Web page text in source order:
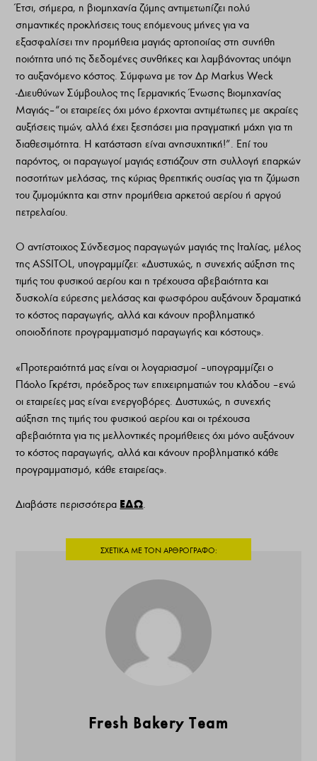
Έτσι, σήμερα, η βιομηχανία ζύμης αντιμετωπίζει πολύ
σημαντικές προκλήσεις τους επόμενους μήνες για να
εξασφαλίσει την προμήθεια μαγιάς αρτοποιίας στη συνήθη
ποιότητα υπό τις δεδομένες συνθήκες και λαμβάνοντας υπόψη
το αυξανόμενο κόστος. Σύμφωνα με τον Δρ Markus Weck
-Διευθύνων Σύμβουλος της Γερμανικής Ένωσης Βιομηχανίας
Μαγιάς– “οι εταιρείες όχι μόνο έρχονται αντιμέτωπες με ακραίες
αυξήσεις τιμών, αλλά έχει ξεσπάσει μια πραγματική μάχη για τη
διαθεσιμότητα. Η κατάσταση είναι ανησυχητική!”. Επί του
παρόντος, οι παραγωγοί μαγιάς εστιάζουν στη συλλογή επαρκών
ποσοτήτων μελάσας, της κύριας θρεπτικής ουσίας για τη ζύμωση
του ζυμομύκητα και στην προμήθεια αρκετού αερίου ή αργού
πετρελαίου.
Ο αντίστοιχος Σύνδεσμος παραγωγών μαγιάς της Ιταλίας, μέλος
της ASSITOL, υπογραμμίζει: «Δυστυχώς, η συνεχής αύξηση της
τιμής του φυσικού αερίου και η τρέχουσα αβεβαιότητα και
δυσκολία εύρεσης μελάσας και φωσφόρου αυξάνουν δραματικά
το κόστος παραγωγής, αλλά και κάνουν προβληματικό
οποιοδήποτε προγραμματισμό παραγωγής και κόστους».
«Προτεραιότητά μας είναι οι λογαριασμοί – υπογραμμίζει ο
Πάολο Γκρέτσι, πρόεδρος των επιχειρηματιών του κλάδου – ενώ
οι εταιρείες μας είναι ενεργοβόρες. Δυστυχώς, η συνεχής
αύξηση της τιμής του φυσικού αερίου και οι τρέχουσα
αβεβαιότητα για τις μελλοντικές προμήθειες όχι μόνο αυξάνουν
το κόστος παραγωγής, αλλά και κάνουν προβληματικό κάθε
προγραμματισμό, κάθε εταιρείας».
Διαβάστε περισσότερα ΕΔΩ.
Fresh Bakery Team